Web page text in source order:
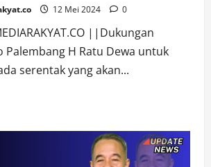
12 Mei 2024 0
||Dukungan
Palembang H Ratu Dewa untuk
serentak yang akan...